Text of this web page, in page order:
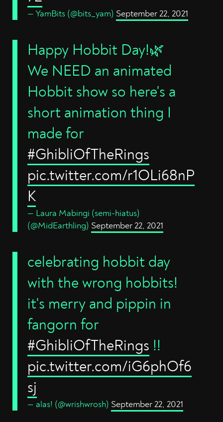
— YamBits (@bits_yam) September 22, 2021
Happy Hobbit Day!🌿
We NEED an animated
Hobbit show so here's a
short animation thing I
made for
#GhibliOfTheRings
pic.twitter.com/r1OLi68nP
K
— Laura Mabingi (semi-hiatus)
(@MidEarthling) September 22, 2021
celebrating hobbit day
with the wrong hobbits!
it's merry and pippin in
fangorn for
#GhibliOfTheRings !!
pic.twitter.com/iG6phOf6
sj
— alas! (@wrishwrosh) September 22, 2021